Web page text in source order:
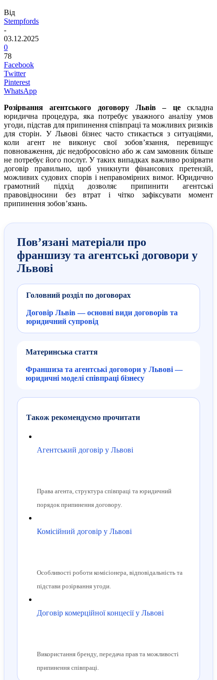
Від
Stempfords
-
03.12.2025
0
78
Facebook
Twitter
Pinterest
WhatsApp
Розірвання агентського договору Львів – цескладна
юридична процедура, яка потребує уважного аналізу умов
угоди, підстав для припинення співпраці та можливих ризиків
для сторін. У Львові бізнес часто стикається з ситуаціями,
коли агент не виконує свої зобов’язання, перевищує
повноваження, діє недобросовісно або ж сам замовник більше
не потребує його послуг. У таких випадках важливо розірвати
договір правильно, щоб уникнути фінансових претензій,
можливих судових спорів і неправомірних вимог. Юридично
грамотний підхід дозволяє припинити агентські
правовідносини без втрат і чітко зафіксувати момент
припинення зобов’язань.
Пов’язані матеріали про
франшизу та агентські договори у
Львові
Головний розділ по договорах
Договір Львів — основні види договорів та
юридичний супровід
Материнська стаття
Франшиза та агентські договори у Львові —
юридичні моделі співпраці бізнесу
Також рекомендуємо прочитати
Агентський договір у Львові
Права агента, структура співпраці та юридичний
порядок припинення договору.
Комісійний договір у Львові
Особливості роботи комісіонера, відповідальність та
підстави розірвання угоди.
Договір комерційної концесії у Львові
Використання бренду, передача прав та можливості
припинення співпраці.